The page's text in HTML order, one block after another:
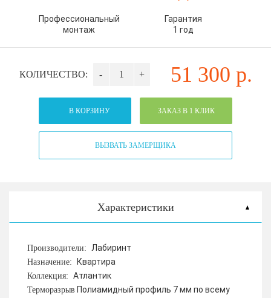
Профессиональный
монтаж
Гарантия
1 год
КОЛИЧЕСТВО: - + 51 300 р.
В КОРЗИНУ ЗАКАЗ В 1 КЛИК
ВЫЗВАТЬ ЗАМЕРЩИКА
Характеристики
Производители: Лабиринт
Назначение: Квартира
Коллекция: Атлантик
Терморазрыв Полиамидный профиль 7 мм по всему